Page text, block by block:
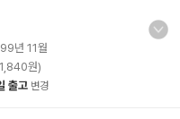
년 11월
원)
출고 변경